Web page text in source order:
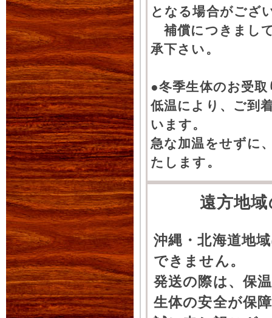
となる場合がござ
補償につきまし
承下さい。
●冬季生体のお受
低温により、ご到
います。
急な加温をせずに
たします。
遠方地
沖縄・北海道地
できません。
発送の際は、保
生体の安全が保